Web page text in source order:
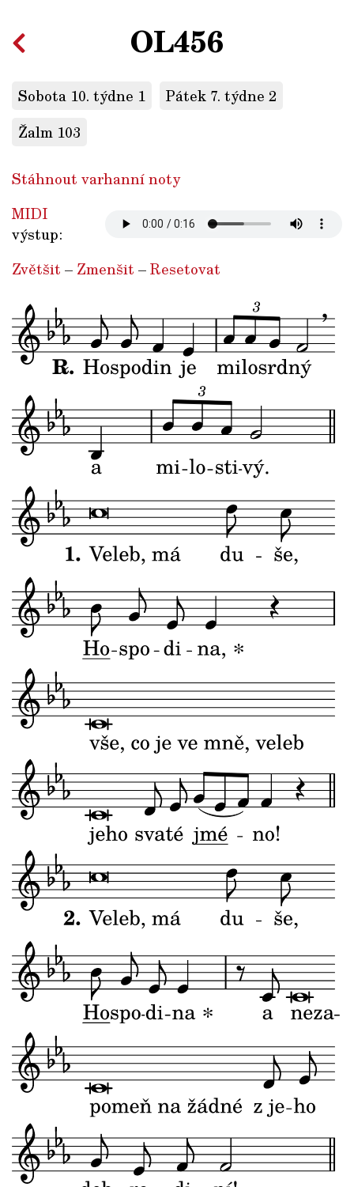
OL456
Sobota 10. týdne 1
Pátek 7. týdne 2
Žalm 103
Stáhnout varhanní noty
MIDI
výstup:
Zvětšit – Zmenšit –Resetovat